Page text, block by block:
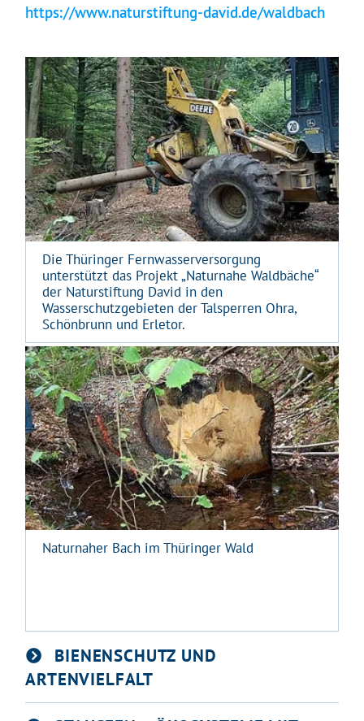
https://www.naturstiftung-david.de/waldbach
Die Thüringer Fernwasserversorgung
unterstützt das Projekt „Naturnahe Waldbäche“
der Naturstiftung David in den
Wasserschutzgebieten der Talsperren Ohra,
Schönbrunn und Erletor.
Naturnaher Bach im Thüringer Wald
BIENENSCHUTZ UND
ARTENVIELFALT